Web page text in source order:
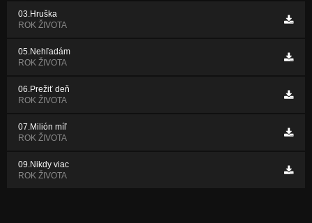
03.Hruška
ROK ŽIVOTA
05.Nehľadám
ROK ŽIVOTA
06.Prežiť deň
ROK ŽIVOTA
07.Milión míľ
ROK ŽIVOTA
09.Nikdy viac
ROK ŽIVOTA